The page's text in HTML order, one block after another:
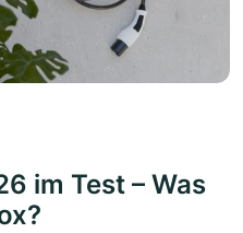
im Test – Was